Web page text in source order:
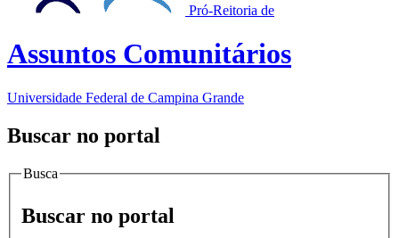
Pró-Reitoria de
Assuntos Comunitários
Universidade Federal de Campina Grande
Buscar no portal
Busca
Buscar no portal